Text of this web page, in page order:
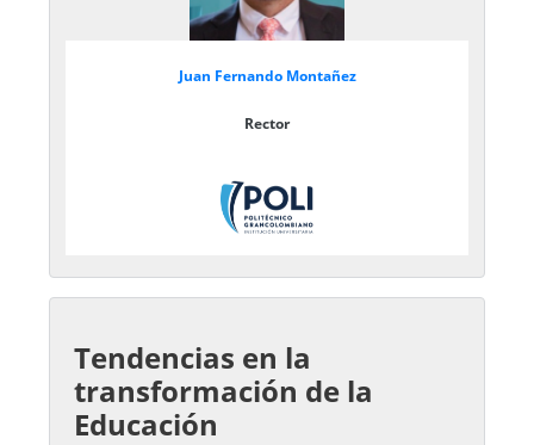
Juan Fernando Montañez
Rector
Tendencias en la
transformación de la
Educación